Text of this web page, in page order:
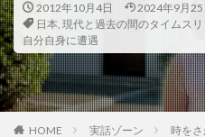
2012年10月4日 2024年9月25
日本, 現代と過去の間のタイムス
自分自身に遭遇
HOME 実話ゾーン 時を